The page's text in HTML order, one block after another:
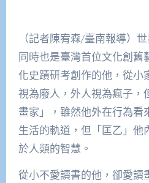
（記者陳宥森/臺南報導）
同時也是臺灣首位文化創舊
化史蹟研考創作的他，從小
視為廢人，外人視為瘋子，
畫家」，雖然他外在行為看
生活的軌道，但「匡乙」他
於人類的智慧。
從小不愛讀書的他，卻愛讀